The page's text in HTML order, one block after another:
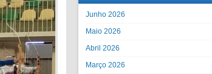
Junho 2026
Maio 2026
Abril 2026
Março 2026